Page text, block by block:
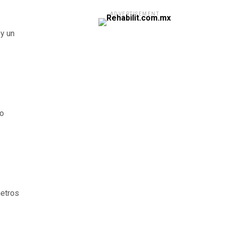
un
ADVERTISEMENT